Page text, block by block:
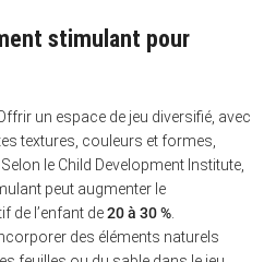
stimulant pour
un espace de jeu diversifié, avec
textures, couleurs et formes,
le Child Development Institute,
peut augmenter le
de l’enfant de20 à 30 %.
des éléments naturels